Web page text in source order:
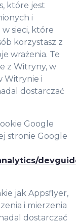
które jest
i
sieci, które
korzystasz z
wrażenia. Te
z Witryny, w
Witrynie i
dostarczać
Google
stronie Google
jak Appsflyer,
i mierzenia
dostarczać